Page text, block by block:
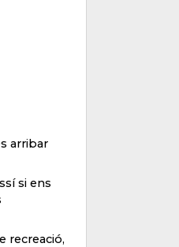
arribar
si ens
recreació,